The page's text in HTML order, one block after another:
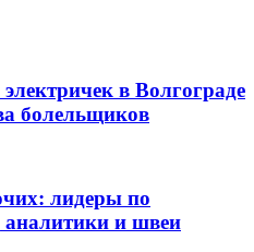
в Волгограде
болельщиков
лидеры по
и швеи